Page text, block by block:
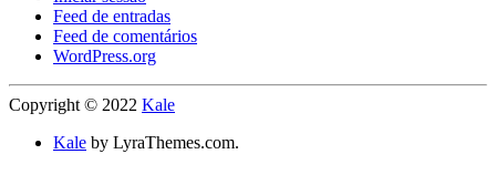
Feed de entradas
Feed de comentários
WordPress.org
Copyright © 2022 Kale
Kale by LyraThemes.com.